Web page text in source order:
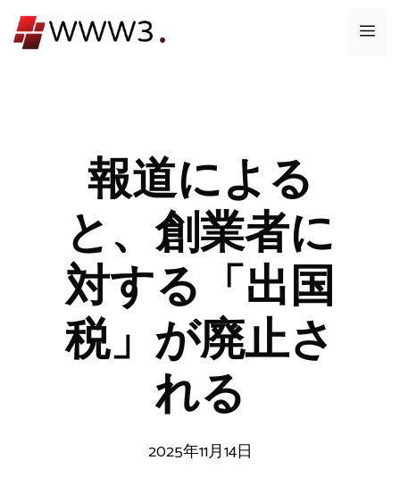
ン
メ
報道による
と、創業者に
対する「出国
税」が廃止さ
れる
2025年11月14日